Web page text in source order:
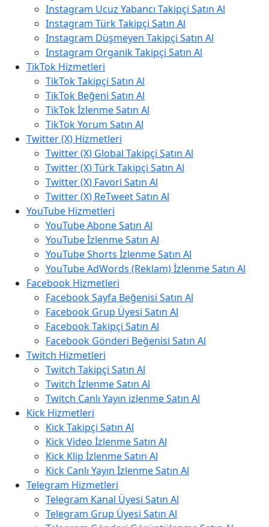
Instagram Ucuz Yabancı Takipçi Satın Al
Instagram Türk Takipçi Satın Al
Instagram Düşmeyen Takipçi Satın Al
Instagram Organik Takipçi Satın Al
TikTok Hizmetleri
TikTok Takipçi Satın Al
TikTok Beğeni Satın Al
TikTok İzlenme Satın Al
TikTok Yorum Satın Al
Twitter (X) Hizmetleri
Twitter (X) Global Takipçi Satın Al
Twitter (X) Türk Takipçi Satın Al
Twitter (X) Favori Satın Al
Twitter (X) ReTweet Satın Al
YouTube Hizmetleri
YouTube Abone Satın Al
YouTube İzlenme Satın Al
YouTube Shorts İzlenme Satın Al
YouTube AdWords (Reklam) İzlenme Satın Al
Facebook Hizmetleri
Facebook Sayfa Beğenisi Satın Al
Facebook Grup Üyesi Satın Al
Facebook Takipçi Satın Al
Facebook Gönderi Beğenisi Satın Al
Twitch Hizmetleri
Twitch Takipçi Satın Al
Twitch İzlenme Satın Al
Twitch Canlı Yayın izlenme Satın Al
Kick Hizmetleri
Kick Takipçi Satın Al
Kick Video İzlenme Satın Al
Kick Klip İzlenme Satın Al
Kick Canlı Yayın İzlenme Satın Al
Telegram Hizmetleri
Telegram Kanal Üyesi Satın Al
Telegram Grup Üyesi Satın Al